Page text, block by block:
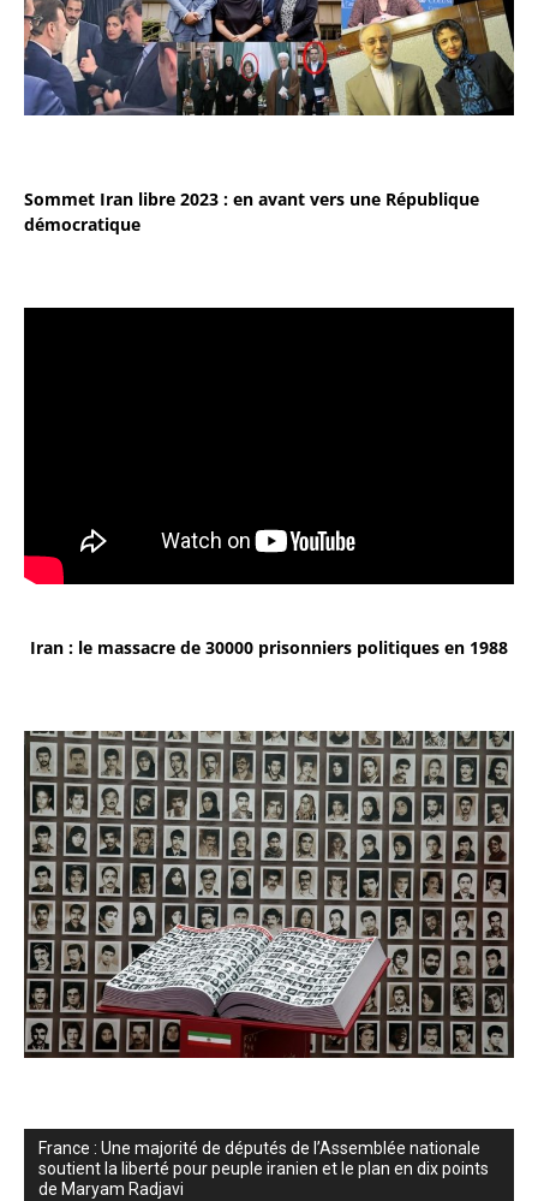
Sommet Iran libre 2023 : en avant vers une République
démocratique
Iran : le massacre de 30000 prisonniers politiques en 1988
France : Une majorité de députés de l’Assemblée nationale
soutient la liberté pour peuple iranien et le plan en dix points
de Maryam Radjavi